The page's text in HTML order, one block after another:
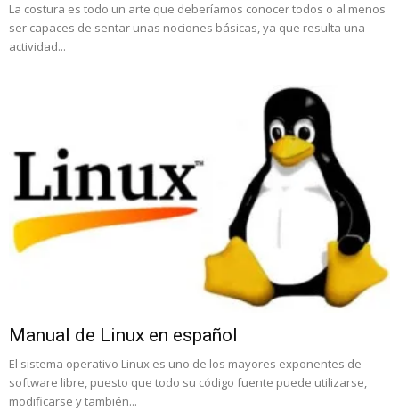
La costura es todo un arte que deberíamos conocer todos o al menos
ser capaces de sentar unas nociones básicas, ya que resulta una
actividad...
Manual de Linux en español
El sistema operativo Linux es uno de los mayores exponentes de
software libre, puesto que todo su código fuente puede utilizarse,
modificarse y también...